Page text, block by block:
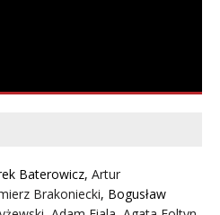
Baterowicz, Artur
Brakoniecki, Bogusław